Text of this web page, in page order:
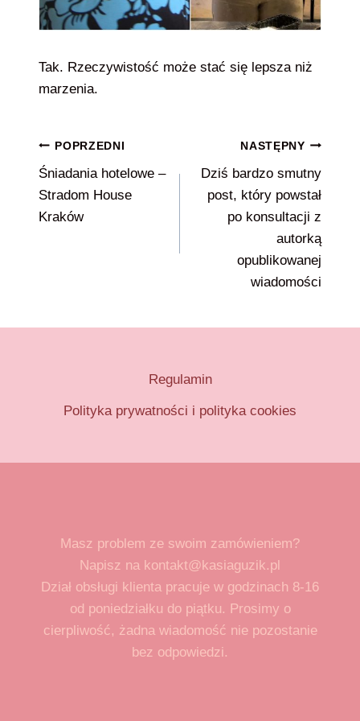
Tak. Rzeczywistość może stać się lepsza niż
marzenia.
Nawigacja
wpisu
POPRZEDNI
Śniadania hotelowe –
Stradom House
Kraków
NASTĘPNY
Dziś bardzo smutny
post, który powstał
po konsultacji z
autorką
opublikowanej
wiadomości
Regulamin
Polityka prywatności i polityka cookies
Masz problem ze swoim zamówieniem?
Napisz na kontakt@kasiaguzik.pl
Dział obsługi klienta pracuje w godzinach 8-16
od poniedziałku do piątku. Prosimy o
cierpliwość, żadna wiadomość nie pozostanie
bez odpowiedzi.